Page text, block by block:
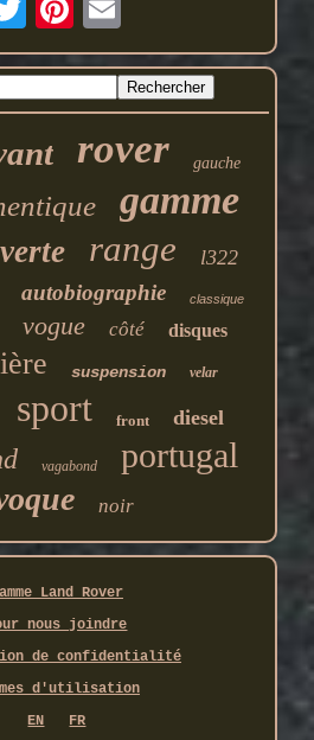
rover gauche
gamme
range l322
autobiographie classique
vogue côté disques
suspension velar
sport front diesel
vagabond portugal
noir
Land Rover
nous joindre
de confidentialité
d'utilisation
EN
FR